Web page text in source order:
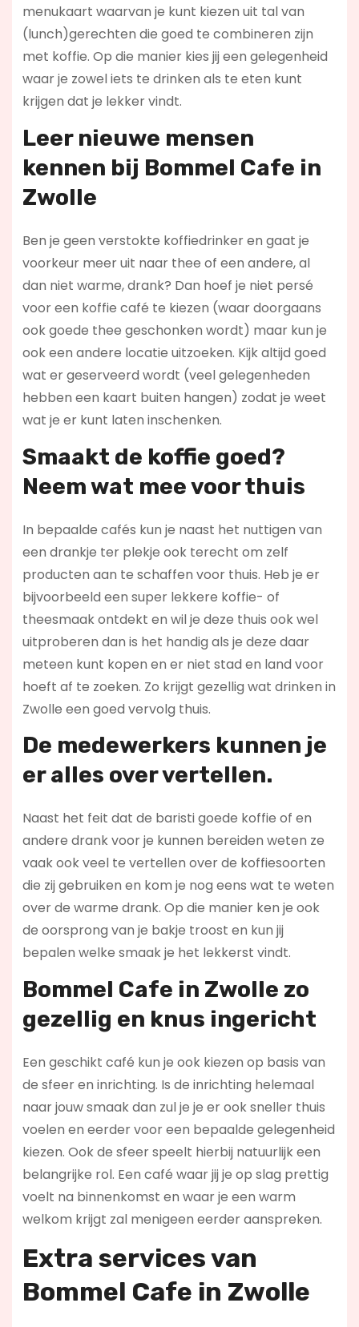
menukaart waarvan je kunt kiezen uit tal van
(lunch)gerechten die goed te combineren zijn
met koffie. Op die manier kies jij een gelegenheid
waar je zowel iets te drinken als te eten kunt
krijgen dat je lekker vindt.
Leer nieuwe mensen
kennen bij Bommel Cafe in
Zwolle
Ben je geen verstokte koffiedrinker en gaat je
voorkeur meer uit naar thee of een andere, al
dan niet warme, drank? Dan hoef je niet persé
voor een koffie café te kiezen (waar doorgaans
ook goede thee geschonken wordt) maar kun je
ook een andere locatie uitzoeken. Kijk altijd goed
wat er geserveerd wordt (veel gelegenheden
hebben een kaart buiten hangen) zodat je weet
wat je er kunt laten inschenken.
Smaakt de koffie goed?
Neem wat mee voor thuis
In bepaalde cafés kun je naast het nuttigen van
een drankje ter plekje ook terecht om zelf
producten aan te schaffen voor thuis. Heb je er
bijvoorbeeld een super lekkere koffie- of
theesmaak ontdekt en wil je deze thuis ook wel
uitproberen dan is het handig als je deze daar
meteen kunt kopen en er niet stad en land voor
hoeft af te zoeken. Zo krijgt gezellig wat drinken in
Zwolle een goed vervolg thuis.
De medewerkers kunnen je
er alles over vertellen.
Naast het feit dat de baristi goede koffie of en
andere drank voor je kunnen bereiden weten ze
vaak ook veel te vertellen over de koffiesoorten
die zij gebruiken en kom je nog eens wat te weten
over de warme drank. Op die manier ken je ook
de oorsprong van je bakje troost en kun jij
bepalen welke smaak je het lekkerst vindt.
Bommel Cafe in Zwolle zo
gezellig en knus ingericht
Een geschikt café kun je ook kiezen op basis van
de sfeer en inrichting. Is de inrichting helemaal
naar jouw smaak dan zul je je er ook sneller thuis
voelen en eerder voor een bepaalde gelegenheid
kiezen. Ook de sfeer speelt hierbij natuurlijk een
belangrijke rol. Een café waar jij je op slag prettig
voelt na binnenkomst en waar je een warm
welkom krijgt zal menigeen eerder aanspreken.
Extra services van
Bommel Cafe in Zwolle